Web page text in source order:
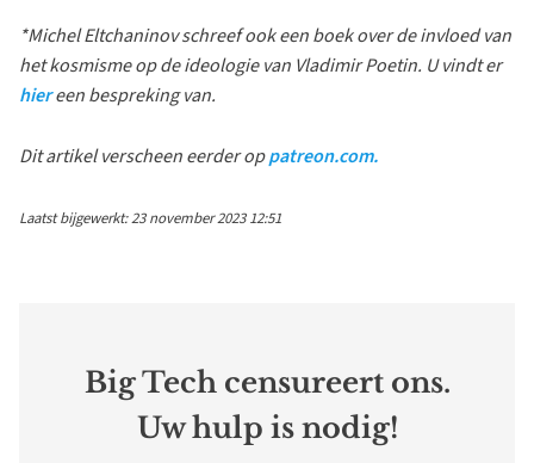
*Michel Eltchaninov schreef ook een boek over de invloed van
het kosmisme op de ideologie van Vladimir Poetin. U vindt er
hiereen bespreking van.
Dit artikel verscheen eerder oppatreon.com.
Laatst bijgewerkt: 23 november 2023 12:51
Big Tech censureert ons.
Uw hulp is nodig!